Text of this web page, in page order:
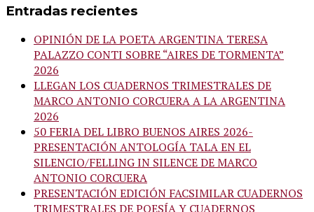
Entradas recientes
OPINIÓN DE LA POETA ARGENTINA TERESA
PALAZZO CONTI SOBRE “AIRES DE TORMENTA”
2026
LLEGAN LOS CUADERNOS TRIMESTRALES DE
MARCO ANTONIO CORCUERA A LA ARGENTINA
2026
50 FERIA DEL LIBRO BUENOS AIRES 2026-
PRESENTACIÓN ANTOLOGÍA TALA EN EL
SILENCIO/FELLING IN SILENCE DE MARCO
ANTONIO CORCUERA
PRESENTACIÓN EDICIÓN FACSIMILAR CUADERNOS
TRIMESTRALES DE POESÍA Y CUADERNOS